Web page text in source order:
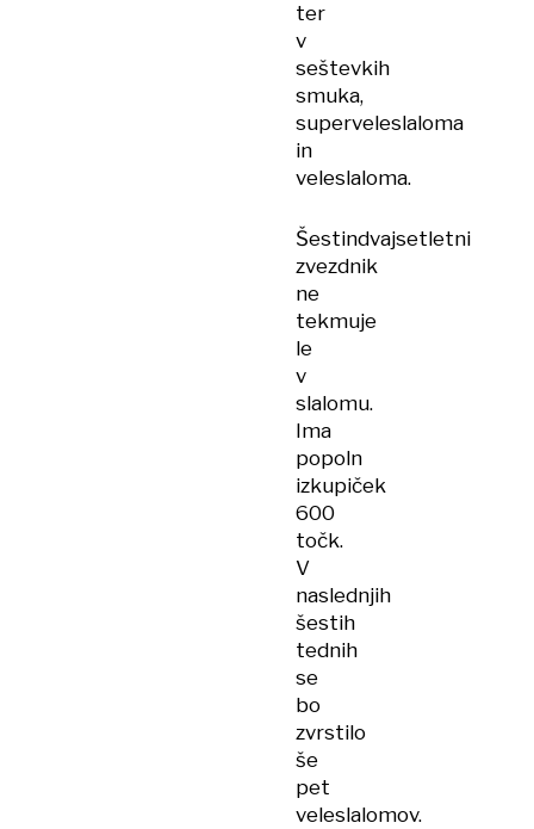
ter
v
seštevkih
smuka,
superveleslaloma
in
veleslaloma.
Šestindvajsetletni
zvezdnik
ne
tekmuje
le
v
slalomu.
Ima
popoln
izkupiček
600
točk.
V
naslednjih
šestih
tednih
se
bo
zvrstilo
še
pet
veleslalomov.